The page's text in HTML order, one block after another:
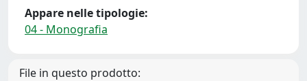
Appare nelle tipologie:
04 - Monografia
File in questo prodotto: